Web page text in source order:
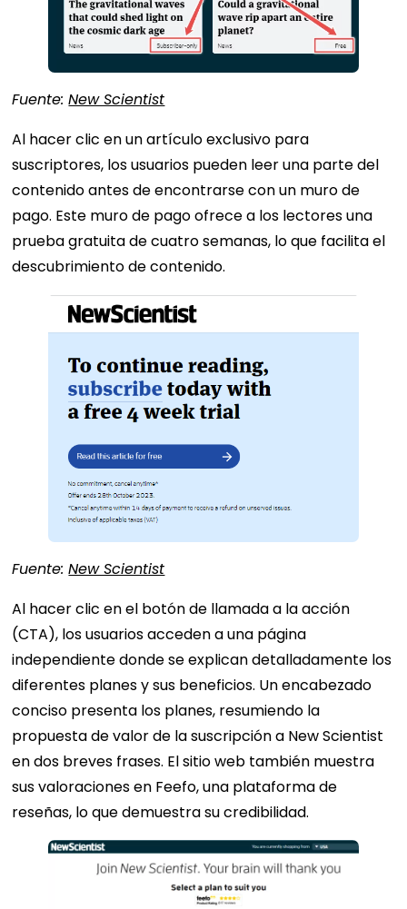
Fuente:New Scientist
Al hacer clic en un artículo exclusivo para
suscriptores, los usuarios pueden leer una parte del
contenido antes de encontrarse con un muro de
pago. Este muro de pago ofrece a los lectores una
prueba gratuita de cuatro semanas, lo que facilita el
descubrimiento de contenido.
Fuente:New Scientist
Al hacer clic en el botón de llamada a la acción
(CTA), los usuarios acceden a una página
independiente donde se explican detalladamente los
diferentes planes y sus beneficios. Un encabezado
conciso presenta los planes, resumiendo la
propuesta de valor de la suscripción a New Scientist
en dos breves frases. El sitio web también muestra
sus valoraciones en Feefo, una plataforma de
reseñas, lo que demuestra su credibilidad.